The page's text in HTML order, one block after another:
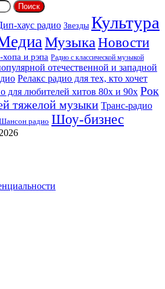
хаус радио Звезды Культура
МузыкаНовости
и рэпа Радио с классической музыкой
отечественной и западной
Релакс радио для тех, кто хочет
для любителей хитов 80х и 90х Рок
тяжелой музыки Транс-радио
радио Шоу-бизнес